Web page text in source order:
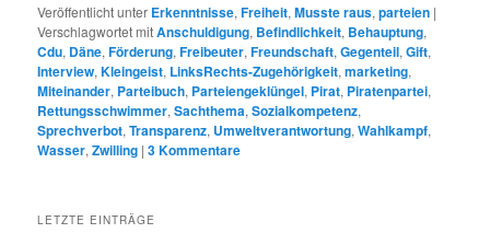
Veröffentlicht unter Erkenntnisse,Freiheit,Musste raus,parteien |
Verschlagwortet mitAnschuldigung, Befindlichkeit, Behauptung,
Cdu, Däne,Förderung,Freibeuter,Freundschaft,Gegenteil,Gift,
Interview,Kleingeist, LinksRechts-Zugehörigkeit,marketing,
Miteinander, Parteibuch, Parteiengeklüngel, Pirat, Piratenpartei,
Rettungsschwimmer,Sachthema,Sozialkompetenz,
Sprechverbot,Transparenz, Umweltverantwortung,Wahlkampf,
Wasser,Zwilling |3Kommentare
LETZTE EINTRÄGE